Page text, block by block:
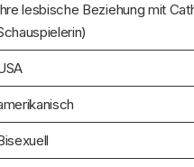
lesbische Beziehung mit